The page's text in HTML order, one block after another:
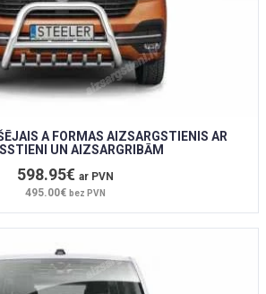
A FORMAS AIZSARGSTIENIS AR
UN AIZSARGRIBĀM
598.95€ ar PVN
495.00€ bez PVN